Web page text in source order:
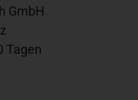
GmbH
Tagen